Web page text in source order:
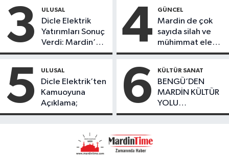
ürünlerini satarak
köydeki
çoçuklara kitap
desteğinde
bulundu
3 ULUSAL
Dicle Elektrik
Yatırımları Sonuç
Verdi: Mardin’de
Kayıp Kaçak
Düşüş
4 GÜNCEL
Mardin de çok
sayıda silah ve
mühimmat ele
geçirildi
5 ULUSAL
Dicle Elektrik’ten
Kamuoyuna
Açıklama;
6 KÜLTÜR SANAT
BENGÜ’DEN
MARDİN KÜLTÜR
YOLU
FESTIVALİ’NDE